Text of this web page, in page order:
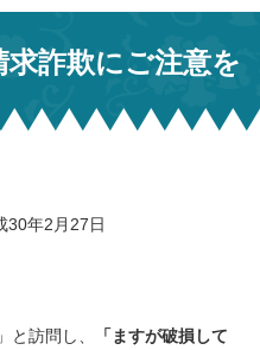
詐欺にご注意を
年2月27日
と訪問し、
「ますが破損して